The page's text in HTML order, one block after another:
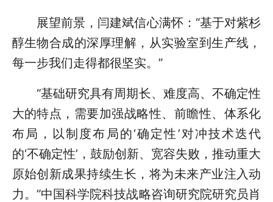
展望前景，闫建斌信心满怀：“基于对紫杉
醇生物合成的深厚理解，从实验室到生产线，
每一步我们走得都很坚实。”
“基础研究具有周期长、难度高、不确定性
大的特点，需要加强战略性、前瞻性、体系化
布局，以制度布局的‘确定性’对冲技术迭代
的‘不确定性’，鼓励创新、宽容失败，推动重大
原始创新成果持续生长，将为未来产业注入动
力。”中国科学院科技战略咨询研究院研究员肖